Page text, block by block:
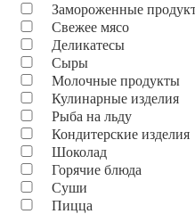
Замороженные
Свежее мясо
Деликатесы
Сыры
Молочные продукты
Кулинарные изделия
Рыба на льду
Кондитерские изделия
Шоколад
Горячие блюда
Суши
Пицца